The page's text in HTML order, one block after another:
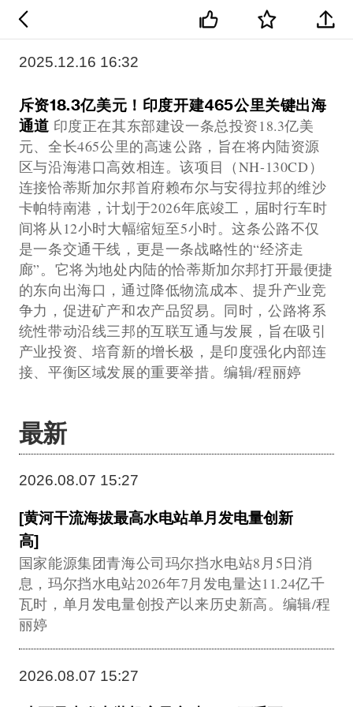
2025.12.16 16:32
斥资18.3亿美元！印度开建465公里关键出海
通道 印度正在其东部建设一条总投资18.3亿美
元、全长465公里的高速公路，旨在将内陆资源
区与沿海港口高效相连。该项目（NH-130CD）
连接恰蒂斯加尔邦首府赖布尔与安得拉邦的维沙
卡帕特南港，计划于2026年底竣工，届时行车时
间将从12小时大幅缩短至5小时。这条公路不仅
是一条交通干线，更是一条战略性的“经济走
廊”。它将为地处内陆的恰蒂斯加尔邦打开最便捷
的东向出海口，通过降低物流成本、提升产业竞
争力，促进矿产和农产品贸易。同时，公路将系
统性带动沿线三邦的互联互通与发展，旨在吸引
产业投资、培育新的增长极，是印度强化内部连
接、平衡区域发展的重要举措。编辑/程丽婷
最新
2026.08.07 15:27
[黄河干流海拔最高水电站单月发电量创新
高]
国家能源集团青海公司玛尔挡水电站8月5日消
息，玛尔挡水电站2026年7月发电量达11.24亿千
瓦时，单月发电量创投产以来历史新高。编辑/程
丽婷
2026.08.07 15:27